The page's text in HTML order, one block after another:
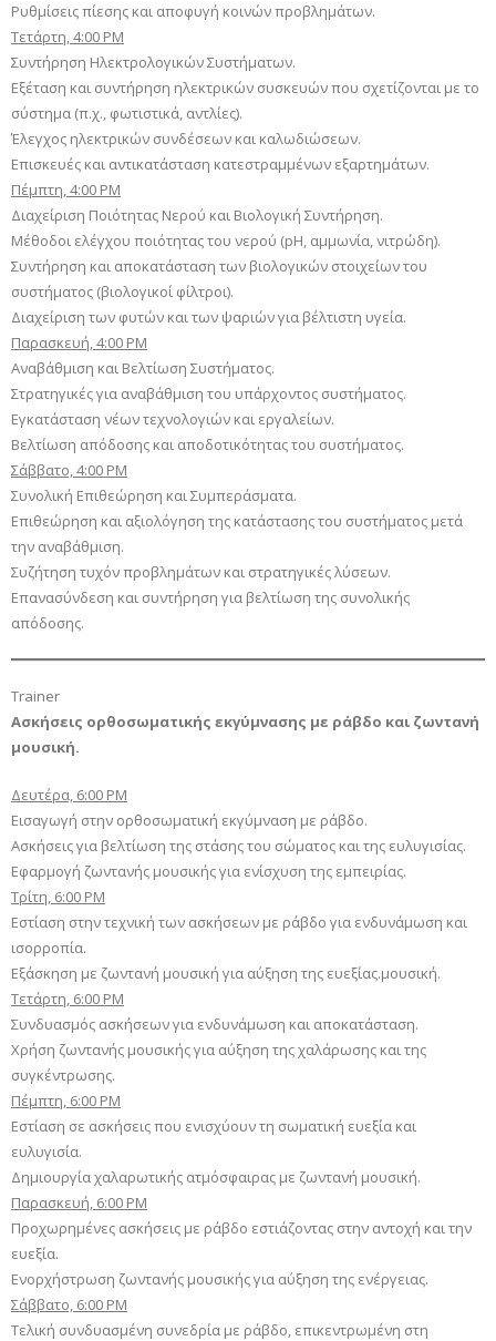
Ρυθμίσεις πίεσης και αποφυγή κοινών προβλημάτων.
Τετάρτη, 4:00 PM
Συντήρηση Ηλεκτρολογικών Συστήματων.
Εξέταση και συντήρηση ηλεκτρικών συσκευών που σχετίζονται με το
σύστημα (π.χ., φωτιστικά, αντλίες).
Έλεγχος ηλεκτρικών συνδέσεων και καλωδιώσεων.
Επισκευές και αντικατάσταση κατεστραμμένων εξαρτημάτων.
Πέμπτη, 4:00 PM
Διαχείριση Ποιότητας Νερού και Βιολογική Συντήρηση.
Μέθοδοι ελέγχου ποιότητας του νερού (pH, αμμωνία, νιτρώδη).
Συντήρηση και αποκατάσταση των βιολογικών στοιχείων του
συστήματος (βιολογικοί φίλτροι).
Διαχείριση των φυτών και των ψαριών για βέλτιστη υγεία.
Παρασκευή, 4:00 PM
Αναβάθμιση και Βελτίωση Συστήματος.
Στρατηγικές για αναβάθμιση του υπάρχοντος συστήματος.
Εγκατάσταση νέων τεχνολογιών και εργαλείων.
Βελτίωση απόδοσης και αποδοτικότητας του συστήματος.
Σάββατο, 4:00 PM
Συνολική Επιθεώρηση και Συμπεράσματα.
Επιθεώρηση και αξιολόγηση της κατάστασης του συστήματος μετά
την αναβάθμιση.
Συζήτηση τυχόν προβλημάτων και στρατηγικές λύσεων.
Επανασύνδεση και συντήρηση για βελτίωση της συνολικής
απόδοσης.
Trainer
Ασκήσεις ορθοσωματικής εκγύμνασης με ράβδο και ζωντανή
μουσική.
Δευτέρα, 6:00 PM
Εισαγωγή στην ορθοσωματική εκγύμναση με ράβδο.
Ασκήσεις για βελτίωση της στάσης του σώματος και της ευλυγισίας.
Εφαρμογή ζωντανής μουσικής για ενίσχυση της εμπειρίας.
Τρίτη, 6:00 PM
Εστίαση στην τεχνική των ασκήσεων με ράβδο για ενδυνάμωση και
ισορροπία.
Εξάσκηση με ζωντανή μουσική για αύξηση της ευεξίας.μουσική.
Τετάρτη, 6:00 PM
Συνδυασμός ασκήσεων για ενδυνάμωση και αποκατάσταση.
Χρήση ζωντανής μουσικής για αύξηση της χαλάρωσης και της
συγκέντρωσης.
Πέμπτη, 6:00 PM
Εστίαση σε ασκήσεις που ενισχύουν τη σωματική ευεξία και
ευλυγισία.
Δημιουργία χαλαρωτικής ατμόσφαιρας με ζωντανή μουσική.
Παρασκευή, 6:00 PM
Προχωρημένες ασκήσεις με ράβδο εστιάζοντας στην αντοχή και την
ευεξία.
Ενορχήστρωση ζωντανής μουσικής για αύξηση της ενέργειας.
Σάββατο, 6:00 PM
Τελική συνδυασμένη συνεδρία με ράβδο, επικεντρωμένη στη